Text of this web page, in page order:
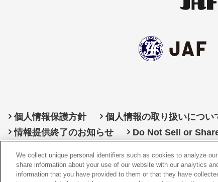
個人情報保護方針 個人情報の取り扱いについ
情報提供終了のお知らせ
Do Not Sell or
©
We collect unique personal identifiers such as cookies to analyze
share information about your use of our website with our analytics
information that you have provided to them or that they have